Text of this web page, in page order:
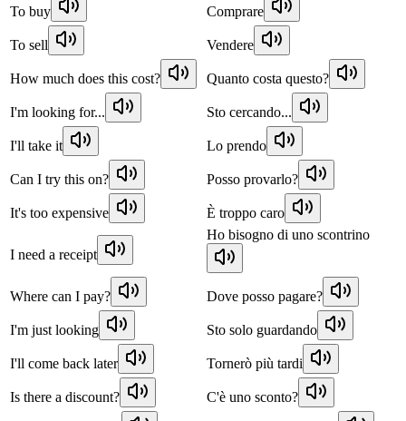
To buy Comprare
To sell Vendere
How much does this cost? Quanto costa questo?
I'm looking for... Sto cercando...
I'll take it Lo prendo
Can I try this on? Posso provarlo?
It's too expensive È troppo caro
I need a receipt
Ho bisogno di uno scontrino
Where can I pay? Dove posso pagare?
I'm just looking Sto solo guardando
I'll come back later Tornerò più tardi
Is there a discount? C'è uno sconto?